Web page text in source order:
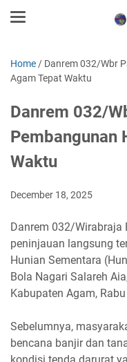
Home / Danrem 032/Wbr
Agam Tepat Waktu
Danrem 032/
Pembangunan
Waktu
December 18, 2025
Danrem 032/Wirabraja
peninjauan langsung
Hunian Sementara
Bola Nagari Salareh
Kabupaten Agam,
Sebelumnya,
bencana banjir dan